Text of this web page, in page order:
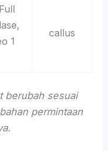
1
callus
berubah sesuai
permintaan